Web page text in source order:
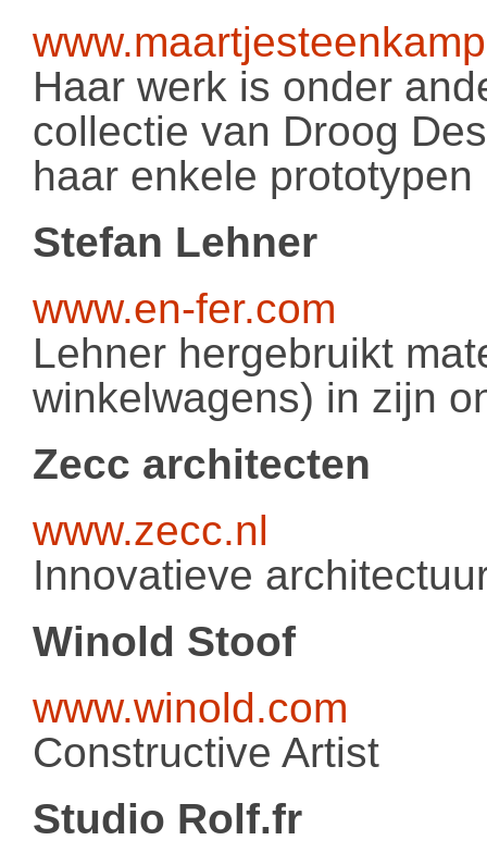
Haar werk is onder
collectie van Droog
haar enkele prototypen
Stefan Lehner
www.en-fer.com
Lehner hergebruikt
winkelwagens) in zijn
Zecc architecten
www.zecc.nl
Innovatieve
Winold Stoof
www.winold.com
Constructive Artist
Studio Rolf.fr